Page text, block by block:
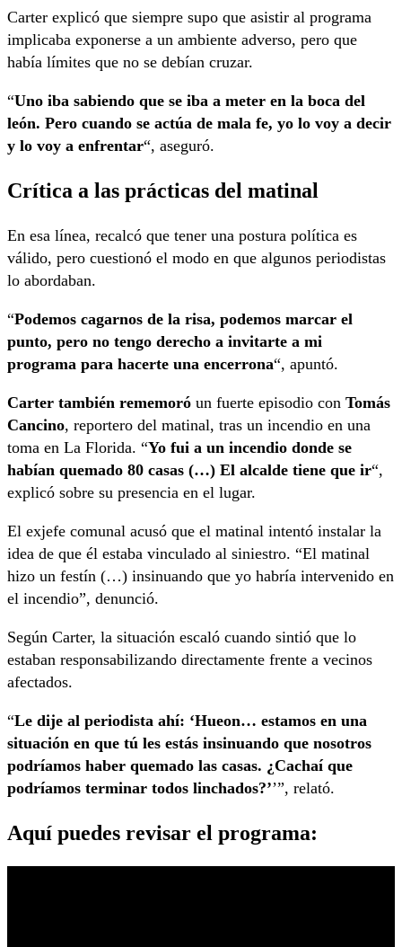
Carter explicó que siempre supo que asistir al programa
implicaba exponerse a un ambiente adverso, pero que
había límites que no se debían cruzar.
“Uno iba sabiendo que se iba a meter en la boca del
león. Pero cuando se actúa de mala fe, yo lo voy a decir
y lo voy a enfrentar“, aseguró.
Crítica a las prácticas del matinal
En esa línea, recalcó que tener una postura política es
válido, pero cuestionó el modo en que algunos periodistas
lo abordaban.
“Podemos cagarnos de la risa, podemos marcar el
punto, pero no tengo derecho a invitarte a mi
programa para hacerte una encerrona“, apuntó.
Carter también rememoró un fuerte episodio con Tomás
Cancino, reportero del matinal, tras un incendio en una
toma en La Florida. “Yo fui a un incendio donde se
habían quemado 80 casas (…) El alcalde tiene que ir“,
explicó sobre su presencia en el lugar.
El exjefe comunal acusó que el matinal intentó instalar la
idea de que él estaba vinculado al siniestro. “El matinal
hizo un festín (…) insinuando que yo habría intervenido en
el incendio”, denunció.
Según Carter, la situación escaló cuando sintió que lo
estaban responsabilizando directamente frente a vecinos
afectados.
“Le dije al periodista ahí: ‘Hueon… estamos en una
situación en que tú les estás insinuando que nosotros
podríamos haber quemado las casas. ¿Cachaí que
podríamos terminar todos linchados?’’”, relató.
Aquí puedes revisar el programa: